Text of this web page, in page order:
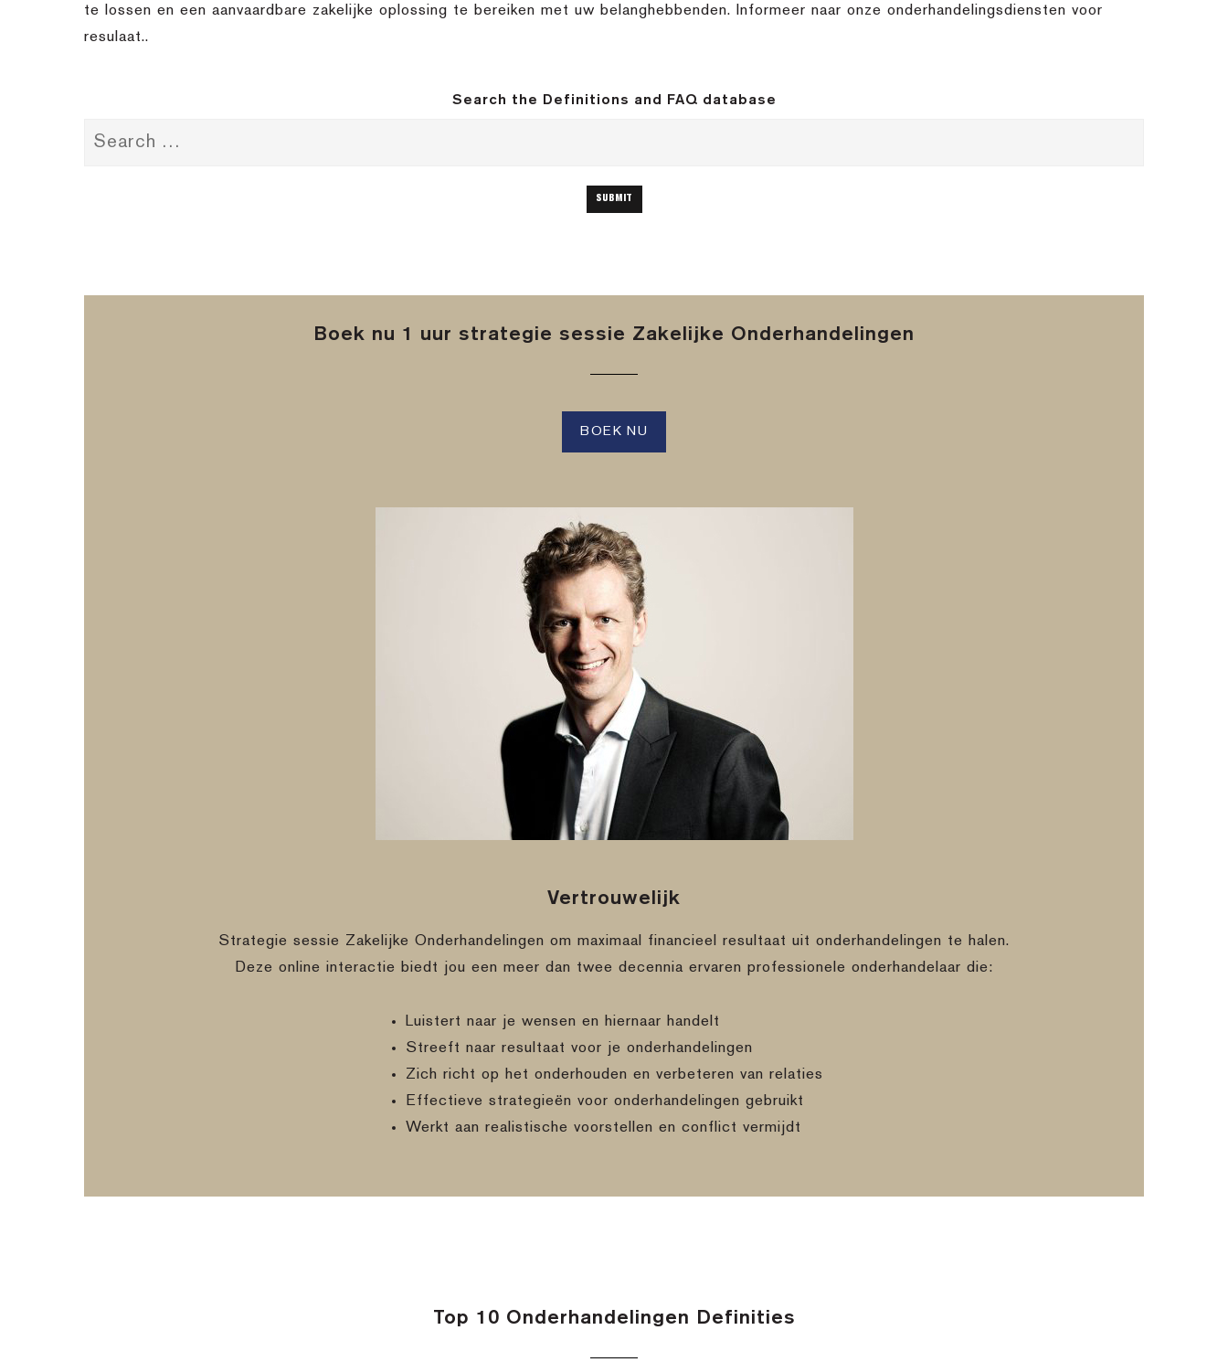
te lossen en een aanvaardbare zakelijke oplossing te bereiken met uw belanghebbenden. Informeer naar onze onderhandelingsdiensten voor
resulaat..
Search the Definitions and FAQ database
Boek nu 1 uur strategie sessie Zakelijke Onderhandelingen
BOEK NU
Vertrouwelijk
Strategie sessie Zakelijke Onderhandelingen om maximaal financieel resultaat uit onderhandelingen te halen.
Deze online interactie biedt jou een meer dan twee decennia ervaren professionele onderhandelaar die:
Luistert naar je wensen en hiernaar handelt
Streeft naar resultaat voor je onderhandelingen
Zich richt op het onderhouden en verbeteren van relaties
Effectieve strategieën voor onderhandelingen gebruikt
Werkt aan realistische voorstellen en conflict vermijdt
Top 10 Onderhandelingen Definities